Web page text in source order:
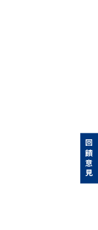
回饋意見